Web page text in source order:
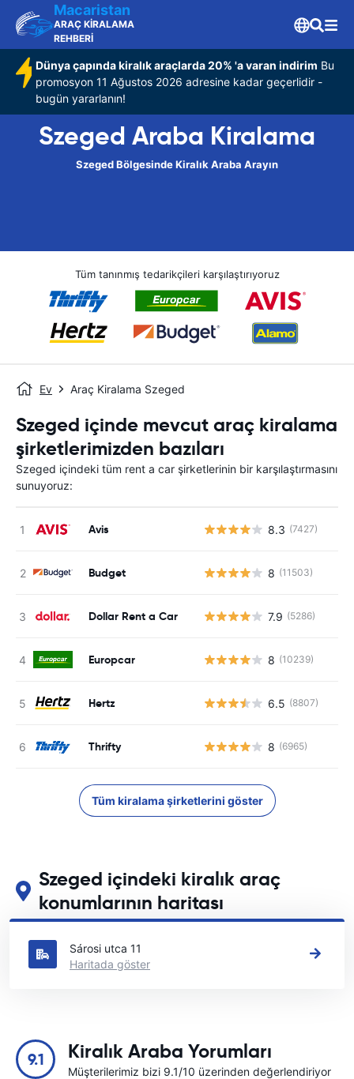
Macaristan
ARAÇ KİRALAMA
REHBERİ
Dünya çapında kiralık araçlarda 20% 'a varan indirim Bu
promosyon 11 Ağustos 2026 adresine kadar geçerlidir -
bugün yararlanın!
Szeged Araba Kiralama
Szeged Bölgesinde Kiralık Araba Arayın
Tüm tanınmış tedarikçileri karşılaştırıyoruz
Ev Araç Kiralama Szeged
Szeged içinde mevcut araç kiralama
şirketlerimizden bazıları
Szeged içindeki tüm rent a car şirketlerinin bir karşılaştırmasını
sunuyoruz:
Avis 8.3 (7427)
Budget 8 (11503)
Dollar Rent a Car 7.9 (5286)
Europcar 8 (10239)
Hertz 6.5 (8807)
Thrifty 8 (6965)
Tüm kiralama şirketlerini göster
Szeged içindeki kiralık araç
konumlarının haritası
Szeged içindeki başlıca araç kiralama yerlerimizi görün
Sárosi utca 11
Haritada göster
9.1 Kiralık Araba Yorumları
Müşterilerimiz bizi 9.1/10 üzerinden değerlendiriyor